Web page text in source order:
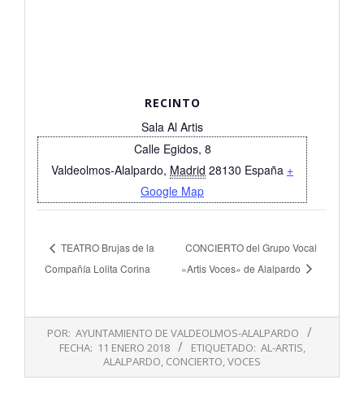
RECINTO
Sala Al Artis
Calle Egidos, 8
Valdeolmos-Alalpardo, Madrid 28130 España +
Google Map
TEATRO Brujas de la
Compañía Lolita Corina
CONCIERTO del Grupo Vocal
«Artis Voces» de Alalpardo
POR: AYUNTAMIENTO DE VALDEOLMOS-ALALPARDO
FECHA: 11 ENERO 2018 ETIQUETADO: AL-ARTIS
ALALPARDO CONCIERTO VOCES